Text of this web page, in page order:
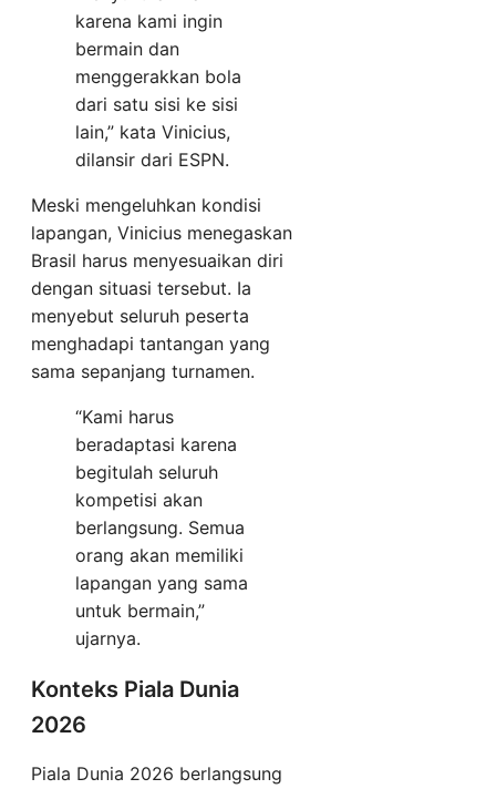
karena kami ingin
bermain dan
menggerakkan bola
dari satu sisi ke sisi
lain,” kata Vinicius,
dilansir dari ESPN.
Meski mengeluhkan kondisi
lapangan, Vinicius menegaskan
Brasil harus menyesuaikan diri
dengan situasi tersebut. Ia
menyebut seluruh peserta
menghadapi tantangan yang
sama sepanjang turnamen.
“Kami harus
beradaptasi karena
begitulah seluruh
kompetisi akan
berlangsung. Semua
orang akan memiliki
lapangan yang sama
untuk bermain,”
ujarnya.
Konteks Piala Dunia
2026
Piala Dunia 2026 berlangsung